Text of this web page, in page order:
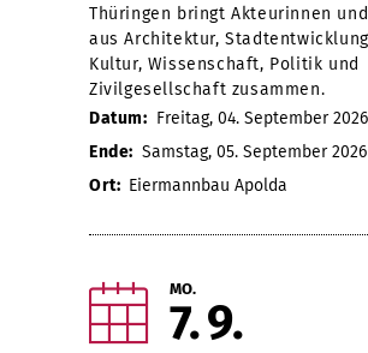
Thüringen bringt Akteurinnen
aus Architektur,
Kultur, Wissenschaft, Politik und
Zivilgesellschaft zusammen.
Datum: Freitag, 04. September 2026
Ende: Samstag, 05. September 2026
Ort: Eiermannbau Apolda
MO.
7 9